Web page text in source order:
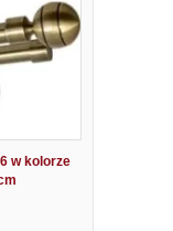
w kolorze